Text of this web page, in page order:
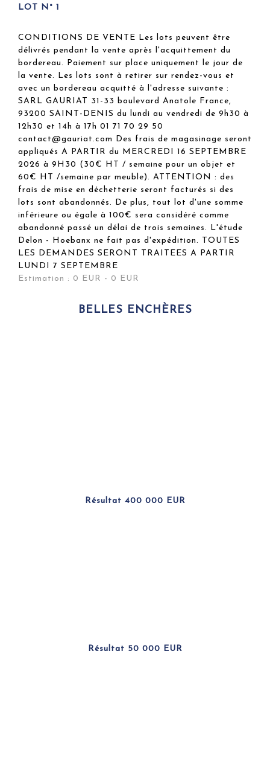
LOT N° 1
CONDITIONS DE VENTE Les lots peuvent être
délivrés pendant la vente après l'acquittement du
bordereau. Paiement sur place uniquement le jour de
la vente. Les lots sont à retirer sur rendez-vous et
avec un bordereau acquitté à l'adresse suivante :
SARL GAURIAT 31-33 boulevard Anatole France,
93200 SAINT-DENIS du lundi au vendredi de 9h30 à
12h30 et 14h à 17h 01 71 70 29 50
contact@gauriat.com Des frais de magasinage seront
appliqués A PARTIR du MERCREDI 16 SEPTEMBRE
2026 à 9H30 (30€ HT / semaine pour un objet et
60€ HT /semaine par meuble). ATTENTION : des
frais de mise en déchetterie seront facturés si des
lots sont abandonnés. De plus, tout lot d'une somme
inférieure ou égale à 100€ sera considéré comme
abandonné passé un délai de trois semaines. L'étude
Delon - Hoebanx ne fait pas d'expédition. TOUTES
LES DEMANDES SERONT TRAITEES A PARTIR
LUNDI 7 SEPTEMBRE
Estimation : 0 EUR - 0 EUR
BELLES ENCHÈRES
Résultat 400 000 EUR
Résultat 50 000 EUR